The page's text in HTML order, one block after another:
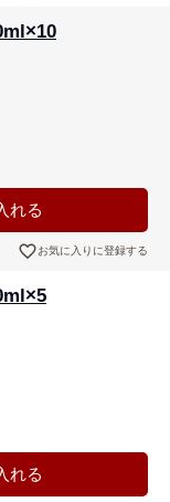
れる
お気に入りに登録する
れる